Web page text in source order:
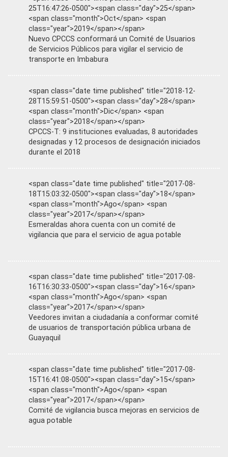
25T16:47:26-0500"><span class="day">25</span>
<span class="month">Oct</span> <span
class="year">2019</span></span>
Nuevo CPCCS conformará un Comité de Usuarios
de Servicios Públicos para vigilar el servicio de
transporte en Imbabura
<span class="date time published" title="2018-12-
28T15:59:51-0500"><span class="day">28</span>
<span class="month">Dic</span> <span
class="year">2018</span></span>
CPCCS-T: 9 instituciones evaluadas, 8 autoridades
designadas y 12 procesos de designación iniciados
durante el 2018
<span class="date time published" title="2017-08-
18T15:03:32-0500"><span class="day">18</span>
<span class="month">Ago</span> <span
class="year">2017</span></span>
Esmeraldas ahora cuenta con un comité de
vigilancia que para el servicio de agua potable
<span class="date time published" title="2017-08-
16T16:30:33-0500"><span class="day">16</span>
<span class="month">Ago</span> <span
class="year">2017</span></span>
Veedores invitan a ciudadanía a conformar comité
de usuarios de transportación pública urbana de
Guayaquil
<span class="date time published" title="2017-08-
15T16:41:08-0500"><span class="day">15</span>
<span class="month">Ago</span> <span
class="year">2017</span></span>
Comité de vigilancia busca mejoras en servicios de
agua potable